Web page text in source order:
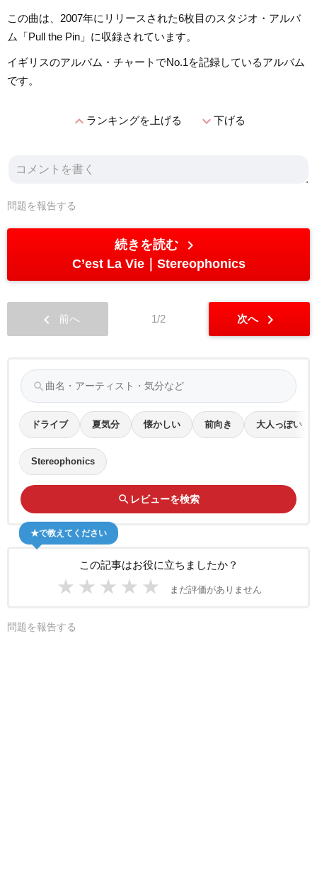
この曲は、2007年にリリースされた6枚目のスタジオ・アルバ
ム「Pull the Pin」に収録されています。
イギリスのアルバム・チャートでNo.1を記録しているアルバム
です。
expand_lessランキングを上げる expand_more下げる
問題を報告する
続きを読む chevron_right
C’est La Vie Stereophonics
chevron_left 前へ 1/2 次へ chevron_right
search
ドライブ 夏気分 懐かしい 前向き 大人っぽい
Stereophonics
search レビューを検索
この記事はお役に立ちましたか？
★ ★ ★ ★ ★ まだ評価がありません
★で教えてください
問題を報告する